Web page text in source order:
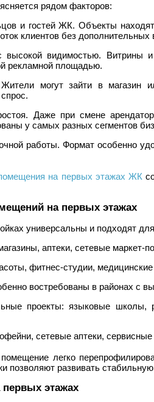
рядом факторов:
и гостей ЖК. Объекты
клиентов без
высокой видимостью. Витрины
рекламной площадью.
Жители могут зайти в магазин
Даже при смене
у самых разных сегментов
работы. Формат особенно
на первых этажах ЖК
на первых этажах
универсальны и подходят
аптеки, сетевые маркет-
фитнес-студии,
востребованы в районах с
проекты: языковые
сетевые аптеки, сервисные
легко
позволяют развивать
этажах